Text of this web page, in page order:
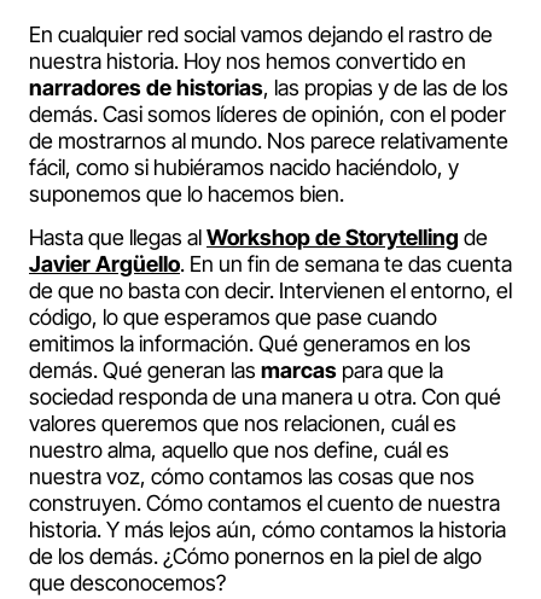
En cualquier red social vamos dejando el rastro de
nuestra historia. Hoy nos hemos convertido en
narradores de historias, las propias y de las de los
demás. Casi somos líderes de opinión, con el poder
de mostrarnos al mundo. Nos parece relativamente
fácil, como si hubiéramos nacido haciéndolo, y
suponemos que lo hacemos bien.
Hasta que llegas alWorkshop de Storytelling de
Javier Argüello. En un fin de semana te das cuenta
de que no basta con decir. Intervienen el entorno, el
código, lo que esperamos que pase cuando
emitimos la información. Qué generamos en los
demás. Qué generan las marcas para que la
sociedad responda de una manera u otra. Con qué
valores queremos que nos relacionen, cuál es
nuestro alma, aquello que nos define, cuál es
nuestra voz, cómo contamos las cosas que nos
construyen. Cómo contamos el cuento de nuestra
historia. Y más lejos aún, cómo contamos la historia
de los demás. ¿Cómo ponernos en la piel de algo
que desconocemos?